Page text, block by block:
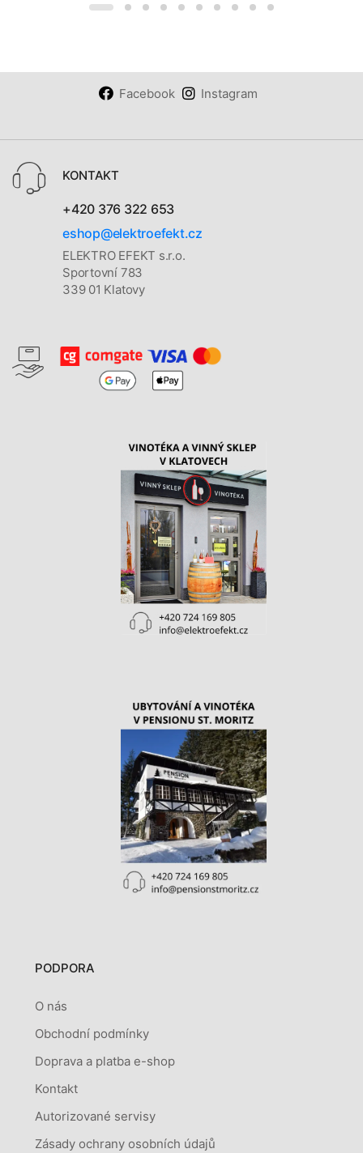
Facebook Instagram
KONTAKT
+420 376 322 653
eshop@elektroefekt.cz
ELEKTRO EFEKT s.r.o.
Sportovní 783
339 01 Klatovy
PODPORA
O nás
Obchodní podmínky
Doprava a platba e-shop
Kontakt
Autorizované servisy
Zásady ochrany osobních údajů